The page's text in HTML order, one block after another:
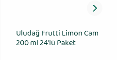
Uludağ Frutti Limon Cam
200 ml 24′lü Paket